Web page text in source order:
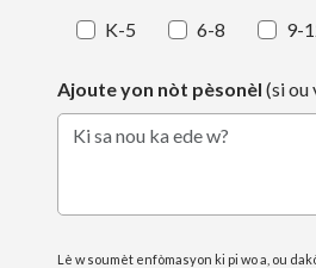
K-5 6-8 9-
Ajoute yon nòt pèsonèl (si ou
Ki sa nou ka ede w?
Lè w soumèt enfòmasyon ki pi wo a, ou